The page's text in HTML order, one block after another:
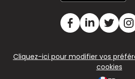
Cliquez-ici pour modifier vos
cookies